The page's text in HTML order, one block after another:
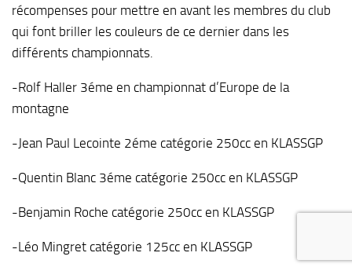
récompenses pour mettre en avant les membres du club
qui font briller les couleurs de ce dernier dans les
différents championnats.
-Rolf Haller 3éme en championnat d’Europe de la
montagne
-Jean Paul Lecointe 2éme catégorie 250cc en KLASSGP
-Quentin Blanc 3éme catégorie 250cc en KLASSGP
-Benjamin Roche catégorie 250cc en KLASSGP
-Léo Mingret catégorie 125cc en KLASSGP